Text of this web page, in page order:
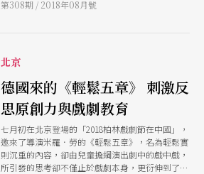
步上市。 劇作借「清唱劇」（oratorio），這種起
台。「誦者們」依次上台排排座直面觀眾與鏡頭，
場演出以亨利．普賽爾（Henry Purcell）17世紀的
詠歎調《寒冷的歌》（Cold Song）開場與結尾，
那悲涼的巴洛克聲腔如一道低沉的哀歌，將現代罪
惡罩入歷史的悲劇縱深。 開頭，女星娜塔莉．德
賽（Natalie Dessay）朗讀文藝復興詩人彼特拉克
（Francesco Petrarca）攀登旺圖山（Ventoux）
的詩句（註），以對抗物質誘惑的古典命題，遙呼
第308期 / 2018年08月號
北京
德國來的《輕鬆五章》 刺激反
思原創力與戲劇教育
七月初在北京登場的「2018柏林戲劇節在中國」，
邀來了導演米羅．勞的《輕鬆五章》，名為輕鬆實
則沉重的內容，卻由兒童擔綱演出劇中的戲中戲，
所引發的思考卻不僅止於戲劇本身，更衍伸到了社